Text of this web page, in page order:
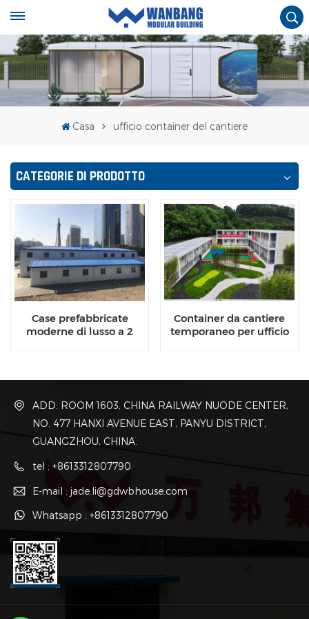
Casa ufficio container del cantiere
CATEGORIE DI PRODOTTO
Case prefabbricate
moderne di lusso a 2
Container da cantiere
temporaneo per ufficio
ADD: ROOM 1603, CHINA RAILWAY NUODE CENTER,
NO. 477 HANXI AVENUE EAST, PANYU DISTRICT,
GUANGZHOU, CHINA.
tel : +8613312807790
E-mail : jade.li@gdwbhouse.com
Whatsapp : +8613312807790